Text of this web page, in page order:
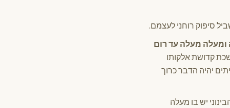
סיפוק רוחני לעצמם.
ומעלה מעלה עד רום
קדושת אלקותו
יהיה הדבר כרוך
יש בו מעלה